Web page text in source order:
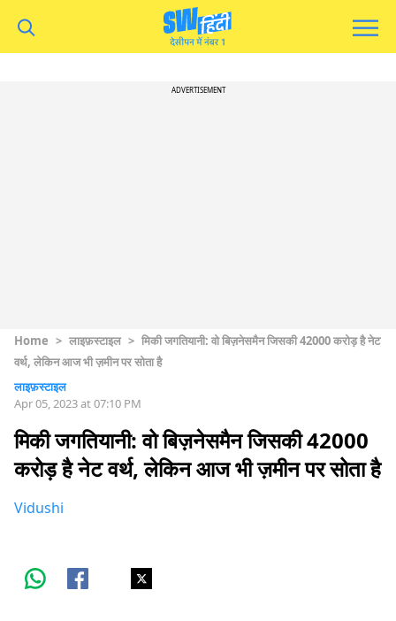
ADVERTISEMENT
Home > लाइफ़स्टाइल > मिकी जगतियानी: वो बिज़नेसमैन जिसकी 42000 करोड़ है नेट
वर्थ, लेकिन आज भी ज़मीन पर सोता है
लाइफ़स्टाइल
Apr 05, 2023 at 07:10 PM
मिकी जगतियानी: वो बिज़नेसमैन जिसकी 42000
करोड़ है नेट वर्थ, लेकिन आज भी ज़मीन पर सोता है
Vidushi